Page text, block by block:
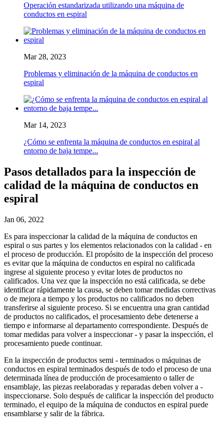
Operación estandarizada utilizando una máquina de
conductos en espiral
Mar 28, 2023
Problemas y eliminación de la máquina de conductos en
espiral
Mar 14, 2023
¿Cómo se enfrenta la máquina de conductos en espiral al
entorno de baja tempe...
Pasos detallados para la inspección de
calidad de la máquina de conductos en
espiral
Jan 06, 2022
Es para inspeccionar la calidad de la máquina de conductos en
espiral o sus partes y los elementos relacionados con la calidad - en
el proceso de producción. El propósito de la inspección del proceso
es evitar que la máquina de conductos en espiral no calificada
ingrese al siguiente proceso y evitar lotes de productos no
calificados. Una vez que la inspección no está calificada, se debe
identificar rápidamente la causa, se deben tomar medidas correctivas
o de mejora a tiempo y los productos no calificados no deben
transferirse al siguiente proceso. Si se encuentra una gran cantidad
de productos no calificados, el procesamiento debe detenerse a
tiempo e informarse al departamento correspondiente. Después de
tomar medidas para volver a inspeccionar - y pasar la inspección, el
procesamiento puede continuar.
En la inspección de productos semi - terminados o máquinas de
conductos en espiral terminados después de todo el proceso de una
determinada línea de producción de procesamiento o taller de
ensamblaje, las piezas reelaboradas y reparadas deben volver a -
inspeccionarse. Solo después de calificar la inspección del producto
terminado, el equipo de la máquina de conductos en espiral puede
ensamblarse y salir de la fábrica.